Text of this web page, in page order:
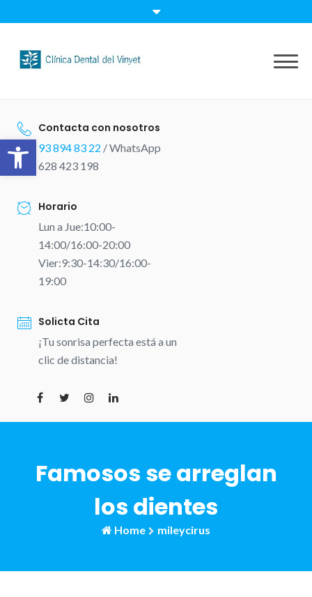
Abrir barra de herramientas
to
Contacta con nosotros
93 894 83 22 / WhatsApp
628 423 198
Horario
Lun a Jue:10:00-
14:00/16:00-20:00
Vier:9:30-14:30/16:00-
19:00
Solicta Cita
¡Tu sonrisa perfecta está a un
clic de distancia!
Famosos se arreglan
los dientes
Home mileycirus